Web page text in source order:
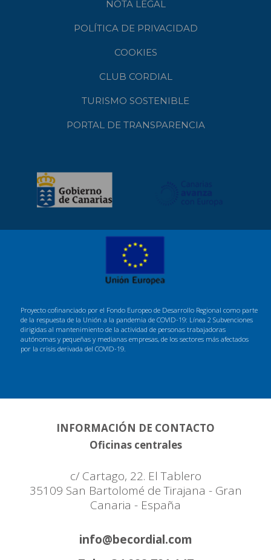
NOTA LEGAL
POLÍTICA DE PRIVACIDAD
COOKIES
CLUB CORDIAL
TURISMO SOSTENIBLE
PORTAL DE TRANSPARENCIA
Proyecto cofinanciado por el Fondo Europeo de Desarrollo Regional como parte
de la respuesta de la Unión a la pandemia de COVID-19: Línea 2 Subvenciones
dirigidas al mantenimiento de la actividad de personas trabajadoras
autónomas y pequeñas y medianas empresas, de los sectores más afectados
por la crisis derivada del COVID-19.
INFORMACIÓN DE CONTACTO
Oficinas centrales
c/ Cartago, 22. El Tablero
35109 San Bartolomé de Tirajana - Gran
Canaria - España
info@becordial.com